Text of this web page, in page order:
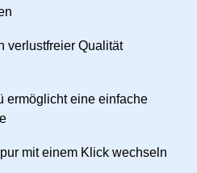
verlustfreier Qualität
ermöglicht eine einfache
mit einem Klick wechseln